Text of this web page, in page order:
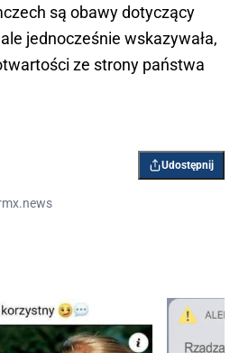
są obawy dotyczący
jednocześnie wskazywała,
ze strony państwa
Udostępnij